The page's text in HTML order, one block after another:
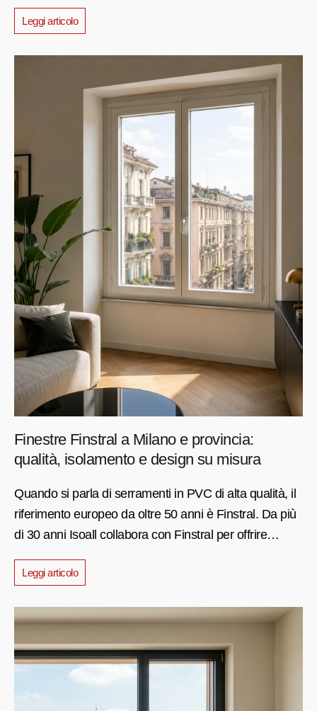
Leggi articolo
Finestre Finstral a Milano e provincia:
qualità, isolamento e design su misura
Quando si parla di serramenti in PVC di alta qualità, il
riferimento europeo da oltre 50 anni è Finstral. Da più
di 30 anni Isoall collabora con Finstral per offrire…
Leggi articolo